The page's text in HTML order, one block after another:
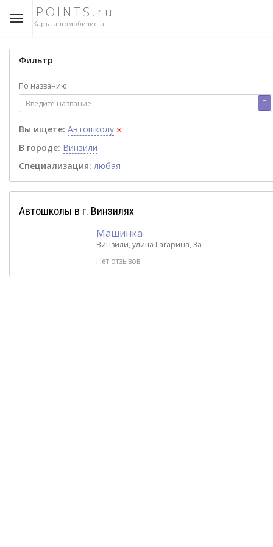
POINTS.ru
Карта автомобилиста
Фильтр
По названию:
Вы ищете: Автошколу ×
В городе: Винзили
Специализация: любая
Автошколы в г. Винзилях
Машинка
Винзили, улица Гагарина, 3а
Нет отзывов